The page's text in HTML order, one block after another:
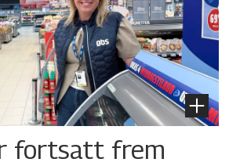
fortsatt frem